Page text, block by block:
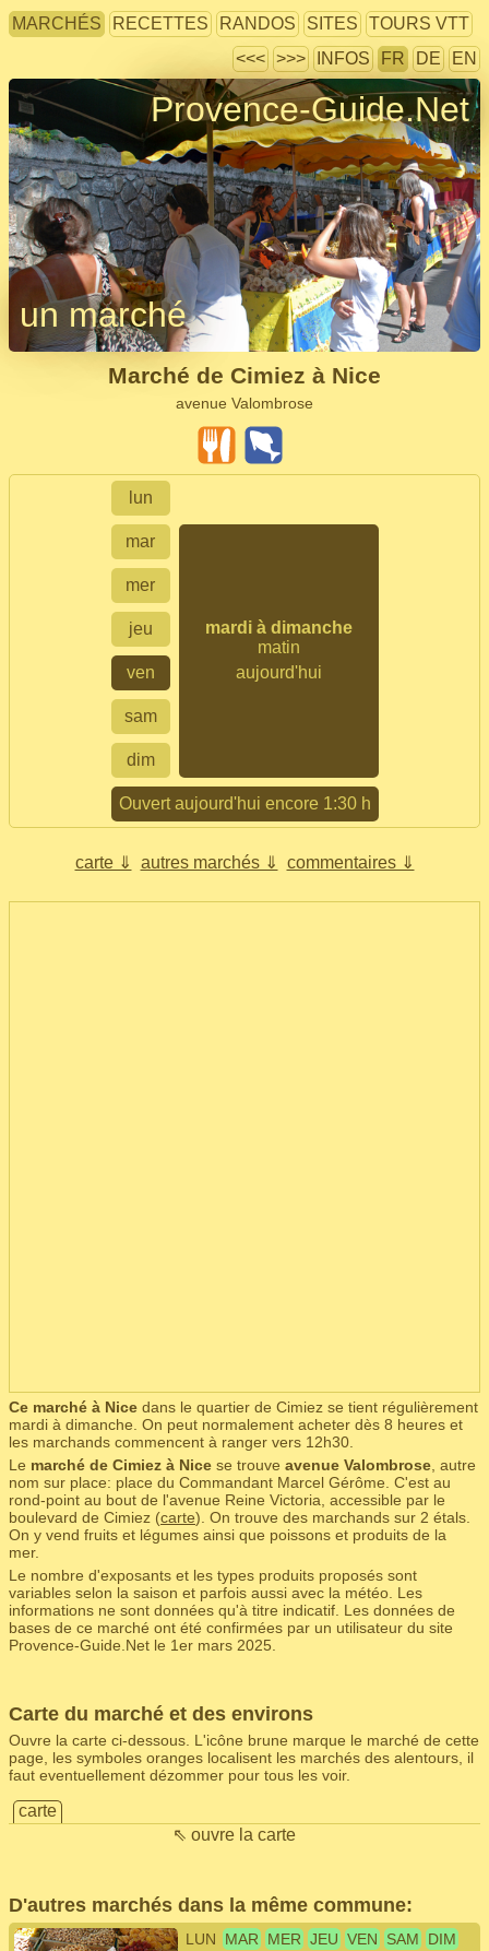
MARCHÉS RECETTES RANDOS SITES
TOURS VTT
<<< >>> INFOS FR DE EN
Provence-Guide.Net
un marché
Marché de Cimiez à Nice
avenue Valombrose
lun
mar
mardi à dimanche
matin
aujourd'hui
mer
jeu
ven
sam
dim
Ouvert aujourd'hui encore 1:30 h
carte ⇓ autres marchés ⇓ commentaires ⇓
Ce marché à Nice dans le quartier de Cimiez se tient régulièrement
mardi à dimanche. On peut normalement acheter dès 8 heures et
les marchands commencent à ranger vers 12h30.
Le marché de Cimiez à Nice se trouve avenue Valombrose , autre
nom sur place: place du Commandant Marcel Gérôme. C'est au
rond-point au bout de l'avenue Reine Victoria, accessible par le
boulevard de Cimiez (carte). On trouve des marchands sur 2 étals.
On y vend fruits et légumes ainsi que poissons et produits de la
mer.
Le nombre d'exposants et les types produits proposés sont
variables selon la saison et parfois aussi avec la météo. Les
informations ne sont données qu'à titre indicatif. Les données de
bases de ce marché ont été confirmées par un utilisateur du site
Provence-Guide.Net le 1er mars 2025.
Carte du marché et des environs
Ouvre la carte ci-dessous. L'icône brune marque le marché de cette
page, les symboles oranges localisent les marchés des alentours, il
faut eventuellement dézommer pour tous les voir.
carte
⇖ ouvre la carte
D'autres marchés dans la même commune:
LUN MAR MER JEU VEN SAM
DIM